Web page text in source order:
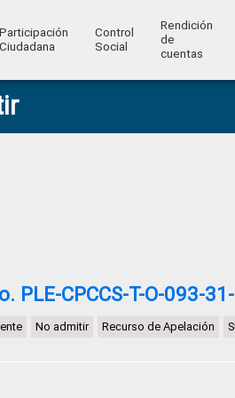
Participación
Ciudadana
Control
Social
Rendición
de
cuentas
PLE-CPCCS-T-O-093-
No admitir Recurso de Apelación